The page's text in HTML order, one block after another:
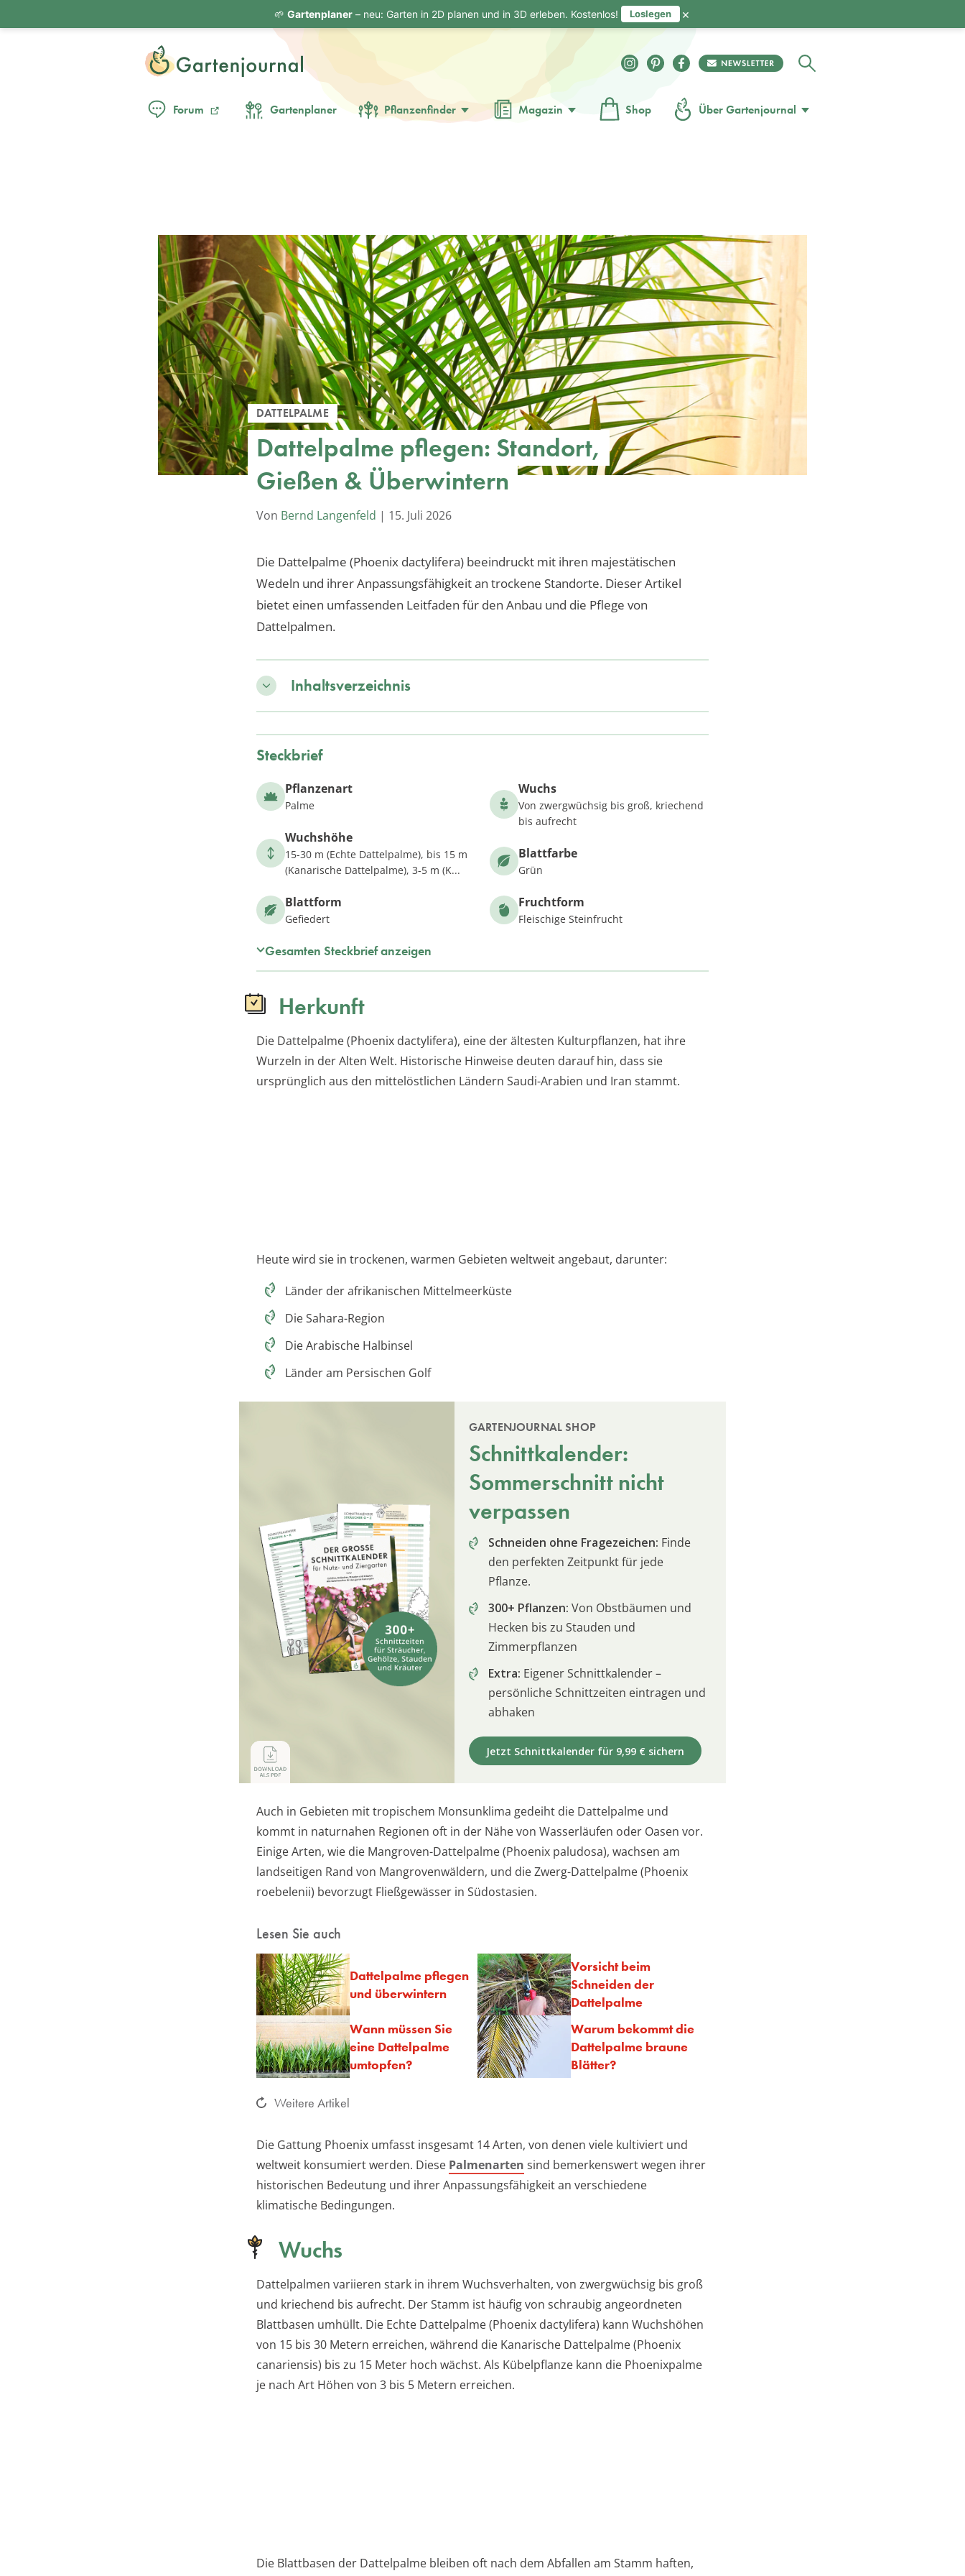
Forum Gartenplaner Pflanzenfinder Magazin Shop Über Gartenjournal
DATTELPALME
Dattelpalme pflegen: Standort,
Gießen & Überwintern
Von Bernd Langenfeld | 15. Juli 2026
Die Dattelpalme (Phoenix dactylifera) beeindruckt mit ihren majestätischen
Wedeln und ihrer Anpassungsfähigkeit an trockene Standorte. Dieser Artikel
bietet einen umfassenden Leitfaden für den Anbau und die Pflege von
Dattelpalmen.
Inhaltsverzeichnis
Steckbrief
Pflanzenart
Palme
Wuchs
Von zwergwüchsig bis groß, kriechend
bis aufrecht
Wuchshöhe
15-30 m (Echte Dattelpalme), bis 15 m
(Kanarische Dattelpalme), 3-5 m (K...
Blattfarbe
Grün
Blattform
Gefiedert
Fruchtform
Fleischige Steinfrucht
Gesamten Steckbrief anzeigen
Herkunft
Die Dattelpalme (Phoenix dactylifera), eine der ältesten Kulturpflanzen, hat ihre
Wurzeln in der Alten Welt. Historische Hinweise deuten darauf hin, dass sie
ursprünglich aus den mittelöstlichen Ländern Saudi-Arabien und Iran stammt.
Heute wird sie in trockenen, warmen Gebieten weltweit angebaut, darunter:
Länder der afrikanischen Mittelmeerküste
Die Sahara-Region
Die Arabische Halbinsel
Länder am Persischen Golf
GARTENJOURNAL SHOP
Schnittkalender:
Sommerschnitt nicht
verpassen
Schneiden ohne Fragezeichen: Finde
den perfekten Zeitpunkt für jede
Pflanze.
300+ Pflanzen: Von Obstbäumen und
Hecken bis zu Stauden und
Zimmerpflanzen
Extra: Eigener Schnittkalender –
persönliche Schnittzeiten eintragen und
abhaken
Jetzt Schnittkalender für 9,99 € sichern
Auch in Gebieten mit tropischem Monsunklima gedeiht die Dattelpalme und
kommt in naturnahen Regionen oft in der Nähe von Wasserläufen oder Oasen vor.
Einige Arten, wie die Mangroven-Dattelpalme (Phoenix paludosa), wachsen am
landseitigen Rand von Mangrovenwäldern, und die Zwerg-Dattelpalme (Phoenix
roebelenii) bevorzugt Fließgewässer in Südostasien.
Lesen Sie auch
Dattelpalme pflegen
und überwintern
Vorsicht beim
Schneiden der
Dattelpalme
Wann müssen Sie
eine Dattelpalme
umtopfen?
Warum bekommt die
Dattelpalme braune
Blätter?
Weitere Artikel
Die Gattung Phoenix umfasst insgesamt 14 Arten, von denen viele kultiviert und
weltweit konsumiert werden. Diese Palmenarten sind bemerkenswert wegen ihrer
historischen Bedeutung und ihrer Anpassungsfähigkeit an verschiedene
klimatische Bedingungen.
Wuchs
Dattelpalmen variieren stark in ihrem Wuchsverhalten, von zwergwüchsig bis groß
und kriechend bis aufrecht. Der Stamm ist häufig von schraubig angeordneten
Blattbasen umhüllt. Die Echte Dattelpalme (Phoenix dactylifera) kann Wuchshöhen
von 15 bis 30 Metern erreichen, während die Kanarische Dattelpalme (Phoenix
canariensis) bis zu 15 Meter hoch wächst. Als Kübelpflanze kann die Phoenixpalme
je nach Art Höhen von 3 bis 5 Metern erreichen.
Die Blattbasen der Dattelpalme bleiben oft nach dem Abfallen am Stamm haften,
🌱 Gartenplaner– neu: Garten in 2D planen und in 3D erleben. Kostenlos! Loslegen ×